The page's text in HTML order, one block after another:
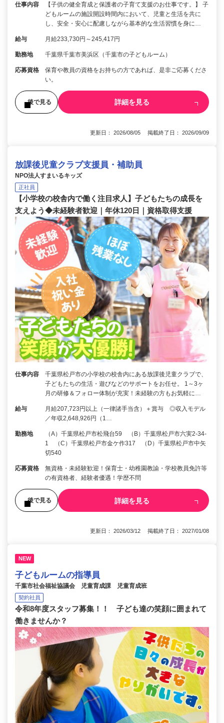
仕事内容
【子供の健全育成と保護者の子育て支援のお仕事です。】 子
どもルームの施設開設時間内において、児童と生活を共に
し、安全・安心に配慮しながら基本的な生活習慣を身に…
給与 月給233,730円～245,417円
勤務地 千葉県千葉市美浜区（千葉市の子どもルーム）
応募資格
保育や教員の資格をお持ちの方であれば、是非ご応募くださ
い。
後で見る 詳細を見る
更新日： 2026/08/05 掲載終了日： 2026/09/09
放課後児童クラブ支援員・補助員
NPO法人すまいるキッズ
正社員
【小学校の校舎内で働く注目求人】子どもたちの成長を
支えよう◆未経験者歓迎｜年休120日｜資格取得支援
仕事内容
千葉県松戸市の小学校の校舎内にある放課後児童クラブで、
子どもたちの生活・遊びなどのサポートをお任せ。 1～3ヶ
月の研修＆フォロー体制が充実！未経験の方もお気軽に…
給与
月給207,723円以上（一律諸手当含）＋賞与 ◎収入モデル
／年収2,648,926円（1…
勤務地
（A）千葉県松戸市松飛台59 （B）千葉県松戸市六実2-34-
1 （C）千葉県松戸市金ケ作317 （D）千葉県松戸市中矢
切540
応募資格
無資格・未経験歓迎！保育士・幼稚園教諭・学校教員免許等
の有資格者、経験者優遇！学歴不問
後で見る 詳細を見る
更新日： 2026/03/12 掲載終了日： 2027/01/08
NEW
子どもルームの指導員
千葉市社会福祉協議会 児童育成課 児童育成班
契約社員
令和8年度スタッフ募集！！ 子ども達の笑顔に囲まれて
働きませんか？